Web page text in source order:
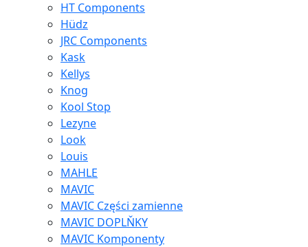
HT Components
Hüdz
JRC Components
Kask
Kellys
Knog
Kool Stop
Lezyne
Look
Louis
MAHLE
MAVIC
MAVIC Części zamienne
MAVIC DOPLŇKY
MAVIC Komponenty